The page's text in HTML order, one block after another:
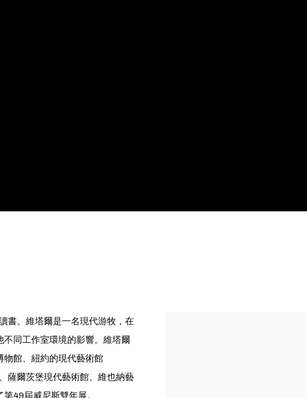
書。維塔爾是一名現代游牧，在
同工作室環境的影響。維塔爾
物館、紐約的現代藝術館
薩爾茨堡現代藝術館、維也納藝
49屆威尼斯雙年展。